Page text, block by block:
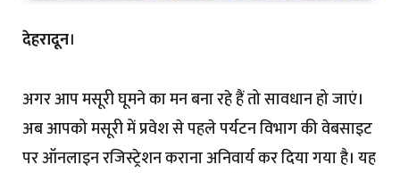
देहरादून।
अगर आप मसूरी घूमने का मन बना रहे हैं तो सावधान हो जाएं।
अब आपको मसूरी में प्रवेश से पहले पर्यटन विभाग की वेबसाइट
पर ऑनलाइन रजिस्ट्रेशन कराना अनिवार्य कर दिया गया है। यह